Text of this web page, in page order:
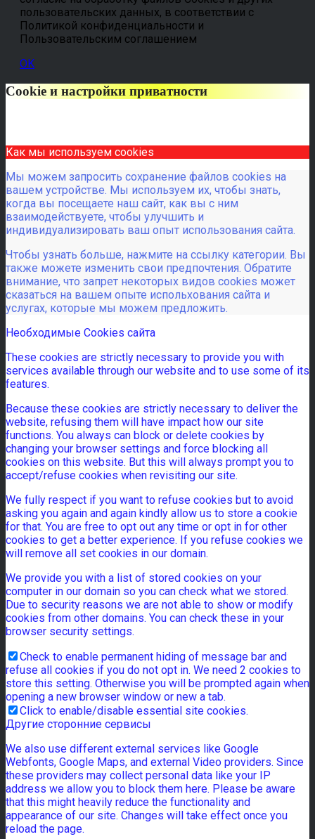
пользовательских данных, в соответствии с
Политикой конфиденциальности и
Пользовательским соглашением
OK
Cookie и настройки приватности
Как мы используем cookies
Мы можем запросить сохранение файлов cookies на
вашем устройстве. Мы используем их, чтобы знать,
когда вы посещаете наш сайт, как вы с ним
взаимодействуете, чтобы улучшить и
индивидуализировать ваш опыт использования сайта.
Чтобы узнать больше, нажмите на ссылку категории. Вы
также можете изменить свои предпочтения. Обратите
внимание, что запрет некоторых видов cookies может
сказаться на вашем опыте испольхования сайта и
услугах, которые мы можем предложить.
Необходимые Cookies сайта
These cookies are strictly necessary to provide you with
services available through our website and to use some of its
features.
Because these cookies are strictly necessary to deliver the
website, refusing them will have impact how our site
functions. You always can block or delete cookies by
changing your browser settings and force blocking all
cookies on this website. But this will always prompt you to
accept/refuse cookies when revisiting our site.
We fully respect if you want to refuse cookies but to avoid
asking you again and again kindly allow us to store a cookie
for that. You are free to opt out any time or opt in for other
cookies to get a better experience. If you refuse cookies we
will remove all set cookies in our domain.
We provide you with a list of stored cookies on your
computer in our domain so you can check what we stored.
Due to security reasons we are not able to show or modify
cookies from other domains. You can check these in your
browser security settings.
Check to enable permanent hiding of message bar and
refuse all cookies if you do not opt in. We need 2 cookies to
store this setting. Otherwise you will be prompted again when
opening a new browser window or new a tab.
Click to enable/disable essential site cookies.
Другие сторонние сервисы
We also use different external services like Google
Webfonts, Google Maps, and external Video providers. Since
these providers may collect personal data like your IP
address we allow you to block them here. Please be aware
that this might heavily reduce the functionality and
appearance of our site. Changes will take effect once you
reload the page.